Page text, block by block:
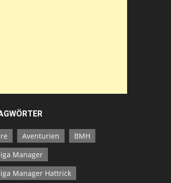
Aventurien
BMH
Manager
Manager Hattrick